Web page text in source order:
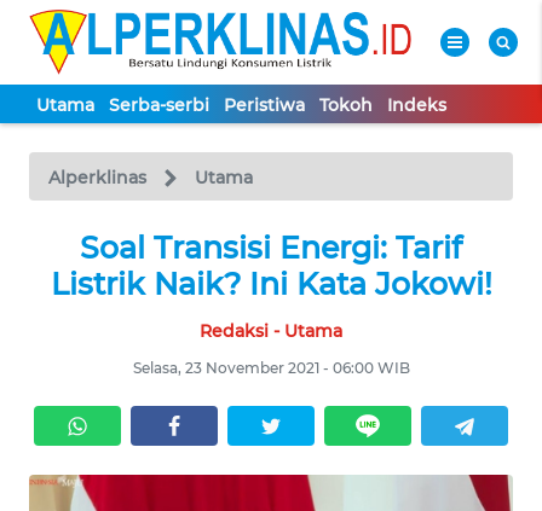
Utama Serba-serbi Peristiwa Tokoh Indeks
Alperklinas Utama
Soal Transisi Energi: Tarif
Listrik Naik? Ini Kata Jokowi!
Redaksi - Utama
Selasa, 23 November 2021 - 06:00 WIB
TV
Tutup
UTAMA
PERISTIWA
TOKOH